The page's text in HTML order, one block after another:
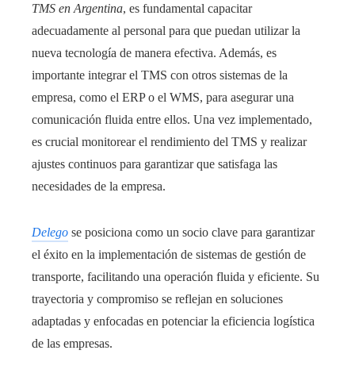
TMS en Argentina, es fundamental capacitar
adecuadamente al personal para que puedan utilizar la
nueva tecnología de manera efectiva. Además, es
importante integrar el TMS con otros sistemas de la
empresa, como el ERP o el WMS, para asegurar una
comunicación fluida entre ellos. Una vez implementado,
es crucial monitorear el rendimiento del TMS y realizar
ajustes continuos para garantizar que satisfaga las
necesidades de la empresa.
Delego se posiciona como un socio clave para garantizar
el éxito en la implementación de sistemas de gestión de
transporte, facilitando una operación fluida y eficiente. Su
trayectoria y compromiso se reflejan en soluciones
adaptadas y enfocadas en potenciar la eficiencia logística
de las empresas.